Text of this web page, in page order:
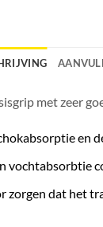
met zeer
en
vochtabsorbtie
zorgen dat het